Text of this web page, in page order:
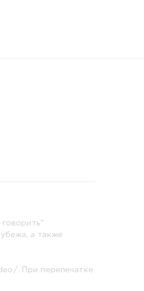
а также
. При перепечатке